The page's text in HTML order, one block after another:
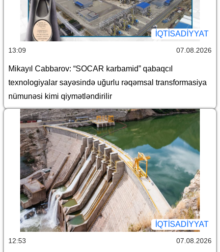
İQTİSADİYYAT
13:09 07.08.2026
Mikayıl Cabbarov: “SOCAR karbamid” qabaqcıl
texnologiyalar sayəsində uğurlu rəqəmsal transformasiya
nümunəsi kimi qiymətləndirilir
İQTİSADİYYAT
12:53 07.08.2026